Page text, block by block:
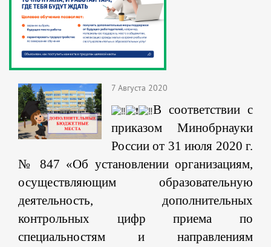
7 Августа 2020
В соответствии с
приказом Минобрнауки
России от 31 июля 2020 г.
№ 847 «Об установлении организациям,
осуществляющим образовательную
деятельность, дополнительных
контрольных цифр приема по
специальностям и направлениям